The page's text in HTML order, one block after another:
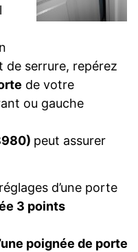
de serrure, repérez
de votre
ou gauche
peut assurer
d’une porte
3 points
poignée de porte